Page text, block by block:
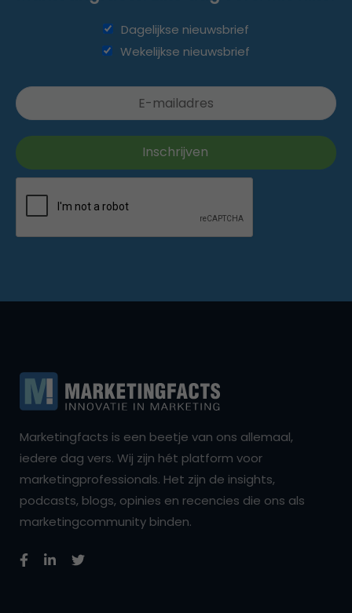
Dagelijkse nieuwsbrief
Wekelijkse nieuwsbrief
Marketingfacts is een beetje van ons allemaal,
iedere dag vers. Wij zijn hét platform voor
marketingprofessionals. Het zijn de insights,
podcasts, blogs, opinies en recencies die ons als
marketingcommunity binden.